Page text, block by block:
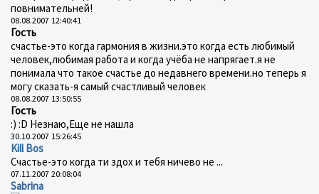
повнимательней!
08.08.2007 12:40:41
Гость
счастье-это когда гармония в жизни.это когда есть любимый
человек,любимая работа и когда учёба не напрягает.я не
понимала что такое счастье до недавнего времени.но теперь я
могу сказать-я самый счастливый человек
08.08.2007 13:50:55
Гость
:) :D Незнаю,Еще не нашла
30.10.2007 15:26:45
Kill Bos
Счастье-это когда ти здох и тебя ничево не ...
07.11.2007 20:08:04
Sabrina